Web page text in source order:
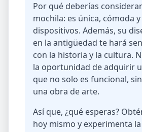
Por qué deberías
mochila: es única, cómoda
dispositivos. Además, su
en la antigüedad te hará
con la historia y la cultura.
la oportunidad de adquirir
que no solo es funcional,
una obra de arte.
Así que, ¿qué esperas?
hoy mismo y experimenta